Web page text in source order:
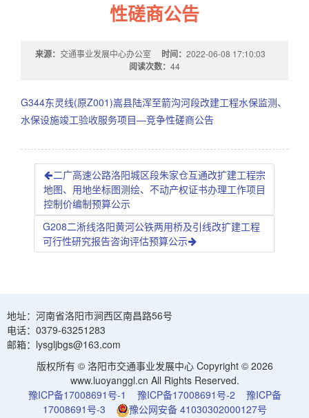
性磋商公告
来源： 交通事业发展中心办公室 时间： 2022-06-08 17:10:03
阅读次数： 44
G344东灵线(原Z001)嵩县陆浑至箭沟河段改建工程水保监测、
水保设施竣工验收服务项目—竞争性磋商公告
二广高速公路洛阳城区段朱家仓互通改扩建工程宗
地图、用地坐标图测绘、不动产权证书办理工作项目
控制价编制预算公示
G208二淅线洛阳黄河公铁两用桥及引线改扩建工程
可行性研究报告咨询评估预算公示
地址：河南省洛阳市涧西区南昌路56号
电话：0379-63251283
邮箱：lysgljbgs@163.com
版权所有 © 洛阳市交通事业发展中心 Copyright © 2026
www.luoyanggl.cn All Rights Reserved.
豫ICP备17008691号-1
豫ICP备17008691号-2
豫ICP备
17008691号-3
豫公网安备 41030302000127号